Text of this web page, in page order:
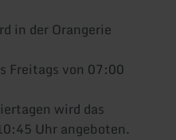
in der Orangerie
Freitags von 07:00
wird das
Uhr angeboten.